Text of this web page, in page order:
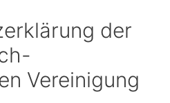
der
Vereinigung